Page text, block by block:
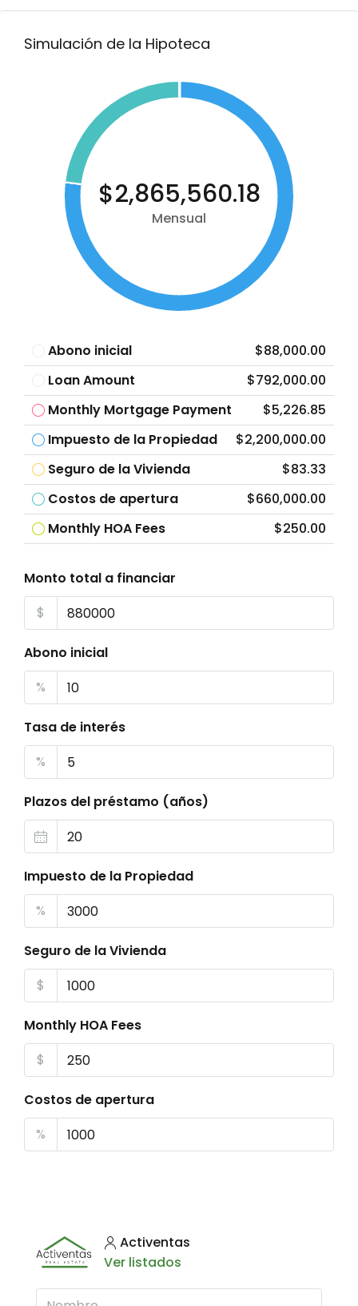
Simulación de la Hipoteca
$2,865,560.18
Mensual
Abono inicial
$88,000.00
Loan Amount
$792,000.00
Monthly Mortgage Payment
$5,226.85
Impuesto de la Propiedad
$2,200,000.00
Seguro de la Vivienda
$83.33
Costos de apertura
$660,000.00
Monthly HOA Fees
$250.00
Monto total a financiar
$
Abono inicial
%
Tasa de interés
%
Plazos del préstamo (años)
Impuesto de la Propiedad
%
Seguro de la Vivienda
$
Monthly HOA Fees
$
Costos de apertura
%
Activentas
Ver listados